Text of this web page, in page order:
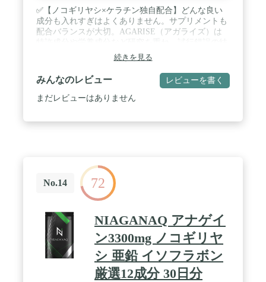
✅【ノコギリヤシ×ケラチン独自配合】どんな良い
成分も入れすぎはよくありません。サプリメントも
配合バランスが大切。AGARISE（アガライズ）は
果たどり着いた黄金比で配合した抜け目のない男性
用サプリメントです。 / ✅【超臨界抽出法を採用】
ノコギリヤシエキスを効率よく抽出できる超臨界抽
出法を採用。ムダなく効率的にノコギリヤシのもつ
力を最大限引き出した、高純度なノコギリヤシエキ
生労働省が定めた厳しい品質管理基準をクリアした
GMP認定国内工場で原料の産地からこだわり徹底し
た品質を追求しました。是非一度、お客様の手にと
り、当社が自信を持ってお届けするサプリメントを
お試しください。 / ✅【お召し上がり方】1日2粒を
目安に水やぬるま湯でお召し上がりください。いつ
どのタイミングでお飲みいただいても構いません。
続きを見る
みんなのレビュー レビューを書く
まだレビューはありません
No.14 72
NIAGANAQ アナゲイ
ン3300mg ノコギリヤ
シ 亜鉛 イソフラボン
厳選12成分 30日分